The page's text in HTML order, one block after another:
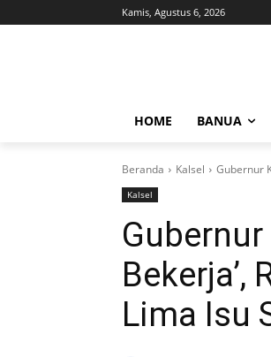
Kamis, Agustus 6, 2026
HOME BANUA
Beranda Kalsel Gubernur
Kalsel
Gubernur
Bekerja’,
Lima Isu